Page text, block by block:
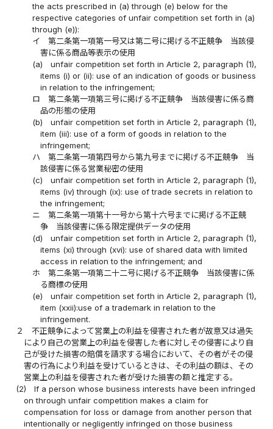
the acts prescribed in (a) through (e) below for the
respective categories of unfair competition set forth in (a)
through (e)):
イ
第二条第一項第一号又は第二号に掲げる不正競争 当該侵
害に係る商品等表示の使用
(a)
unfair competition set forth in Article 2, paragraph (1),
items (i) or (ii): use of an indication of goods or business
in relation to the infringement;
ロ
第二条第一項第三号に掲げる不正競争 当該侵害に係る商
品の形態の使用
(b)
unfair competition set forth in Article 2, paragraph (1),
item (iii): use of a form of goods in relation to the
infringement;
ハ
第二条第一項第四号から第九号までに掲げる不正競争 当
該侵害に係る営業秘密の使用
(c)
unfair competition set forth in Article 2, paragraph (1),
items (iv) through (ix): use of trade secrets in relation to
the infringement;
ニ
第二条第一項第十一号から第十六号までに掲げる不正競
争 当該侵害に係る限定提供データの使用
(d)
unfair competition set forth in Article 2, paragraph (1),
items (xi) through (xvi): use of shared data with limited
access in relation to the infringement; and
ホ
第二条第一項第二十二号に掲げる不正競争 当該侵害に係
る商標の使用
(e)
unfair competition set forth in Article 2, paragraph (1),
item (xxii):use of a trademark in relation to the
infringement.
２
不正競争によって営業上の利益を侵害された者が故意又は過失
により自己の営業上の利益を侵害した者に対しその侵害により自
己が受けた損害の賠償を請求する場合において、その者がその侵
害の行為により利益を受けているときは、その利益の額は、その
営業上の利益を侵害された者が受けた損害の額と推定する。
(2)
If a person whose business interests have been infringed
on through unfair competition makes a claim for
compensation for loss or damage from another person that
intentionally or negligently infringed on those business